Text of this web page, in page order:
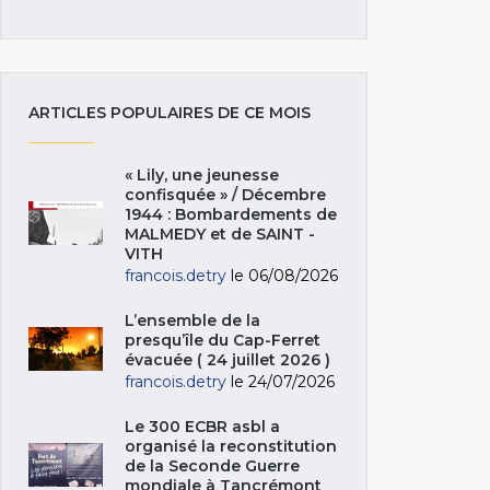
ARTICLES POPULAIRES DE CE MOIS
« Lily, une jeunesse
confisquée » / Décembre
1944 : Bombardements de
MALMEDY et de SAINT -
VITH
francois.detry le 06/08/2026
L’ensemble de la
presqu’île du Cap-Ferret
évacuée ( 24 juillet 2026 )
francois.detry le 24/07/2026
Le 300 ECBR asbl a
organisé la reconstitution
de la Seconde Guerre
mondiale à Tancrémont